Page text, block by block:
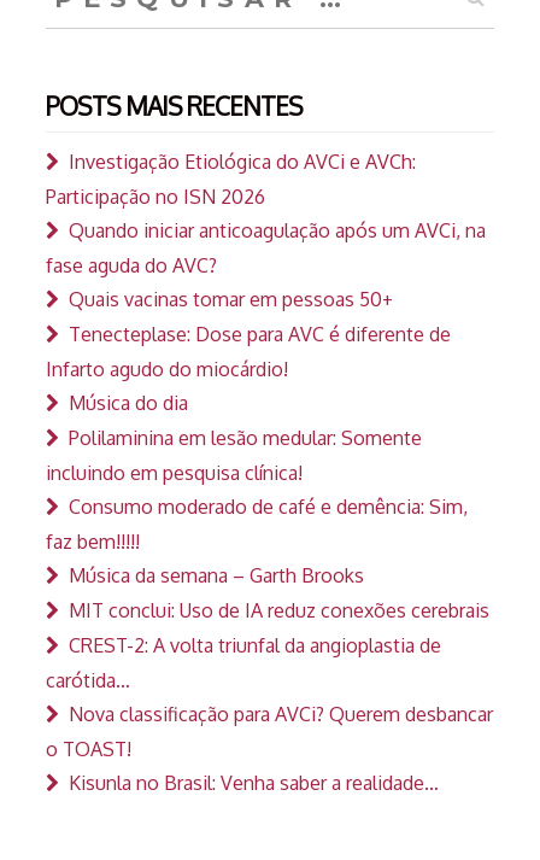
por:
POSTS MAIS RECENTES
Investigação Etiológica do AVCi e AVCh:
Participação no ISN 2026
Quando iniciar anticoagulação após um AVCi, na
fase aguda do AVC?
Quais vacinas tomar em pessoas 50+
Tenecteplase: Dose para AVC é diferente de
Infarto agudo do miocárdio!
Música do dia
Polilaminina em lesão medular: Somente
incluindo em pesquisa clínica!
Consumo moderado de café e demência: Sim,
faz bem!!!!!
Música da semana – Garth Brooks
MIT conclui: Uso de IA reduz conexões cerebrais
CREST-2: A volta triunfal da angioplastia de
carótida…
Nova classificação para AVCi? Querem desbancar
o TOAST!
Kisunla no Brasil: Venha saber a realidade…